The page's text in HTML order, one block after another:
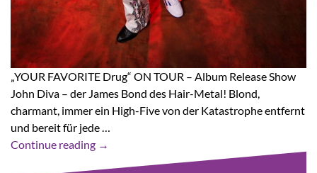
„YOUR FAVORITE Drug“ ON TOUR – Album Release Show
John Diva – der James Bond des Hair-Metal! Blond,
charmant, immer ein High-Five von der Katastrophe entfernt
und bereit für jede …
Continue reading →